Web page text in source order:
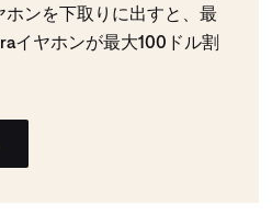
ホンを下取りに出すと、最
イヤホンが最大100ドル割